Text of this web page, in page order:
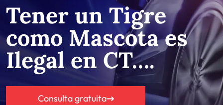
Tener un Tigre
como Mascota es
Ilegal en CT….
Consulta gratuita